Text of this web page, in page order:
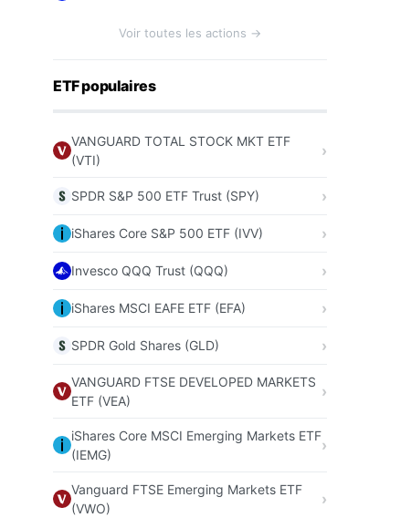
Voir toutes les actions →
ETF populaires
VANGUARD TOTAL STOCK MKT ETF
(VTI)
SPDR S&P 500 ETF Trust (SPY)
iShares Core S&P 500 ETF (IVV)
Invesco QQQ Trust (QQQ)
iShares MSCI EAFE ETF (EFA)
SPDR Gold Shares (GLD)
VANGUARD FTSE DEVELOPED MARKETS
ETF (VEA)
iShares Core MSCI Emerging Markets ETF
(IEMG)
Vanguard FTSE Emerging Markets ETF
(VWO)